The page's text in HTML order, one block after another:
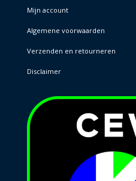
Mijn account
Algemene voorwaarden
Verzenden en retourneren
Disclaimer